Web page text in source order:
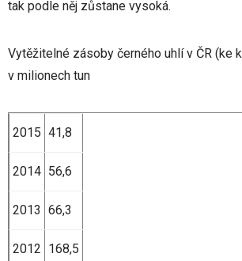
tak podle něj zůstane vysoká.
Vytěžitelné zásoby černého uhlí v ČR (ke
v milionech tun
2015 41,8
2014 56,6
2013 66,3
2012 168,5